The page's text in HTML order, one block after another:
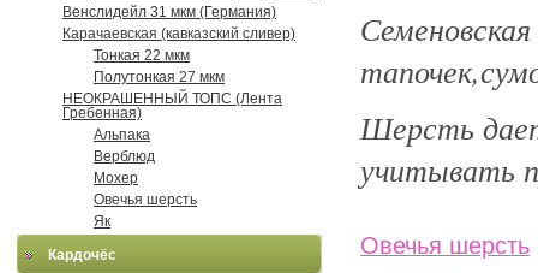
Семеновская
Шерсть
учитывать
Овечья шерсть
Венслидейл 31 мкм (Германия)
Карачаевская (кавказский сливер)
Тонкая 22 мкм
Полутонкая 27 мкм
НЕОКРАШЕННЫЙ ТОПС (Лента
Гребенная)
Альпака
Верблюд
Мохер
Овечья шерсть
Як
Кардочёс